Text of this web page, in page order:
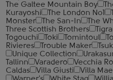
The Galtee Mountain Boy
Kurayoshi
The London №1
Monster
The San-In The
Three Scottish Brothers
Togouchi
Toki Tomintoul
Rivieres
Trouble Maker
Unique Collection
Tallinn
Varadero Vecchia
Caldas
Villa Giusti Villa